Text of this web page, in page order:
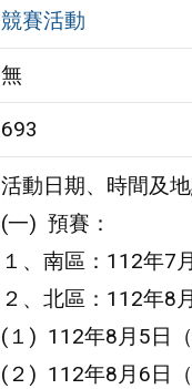
競賽活動
無
693
活動日期、時間及地
(一) 預賽：
１、南區：112年7
２、北區：112年8
(１) 112年8月5日
(２) 112年8月6日（